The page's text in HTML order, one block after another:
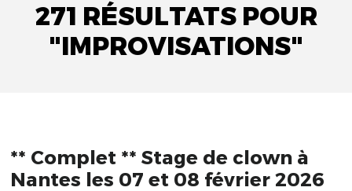
271 RÉSULTATS POUR
"IMPROVISATIONS"
** Complet ** Stage de clown à
Nantes les 07 et 08 février 2026